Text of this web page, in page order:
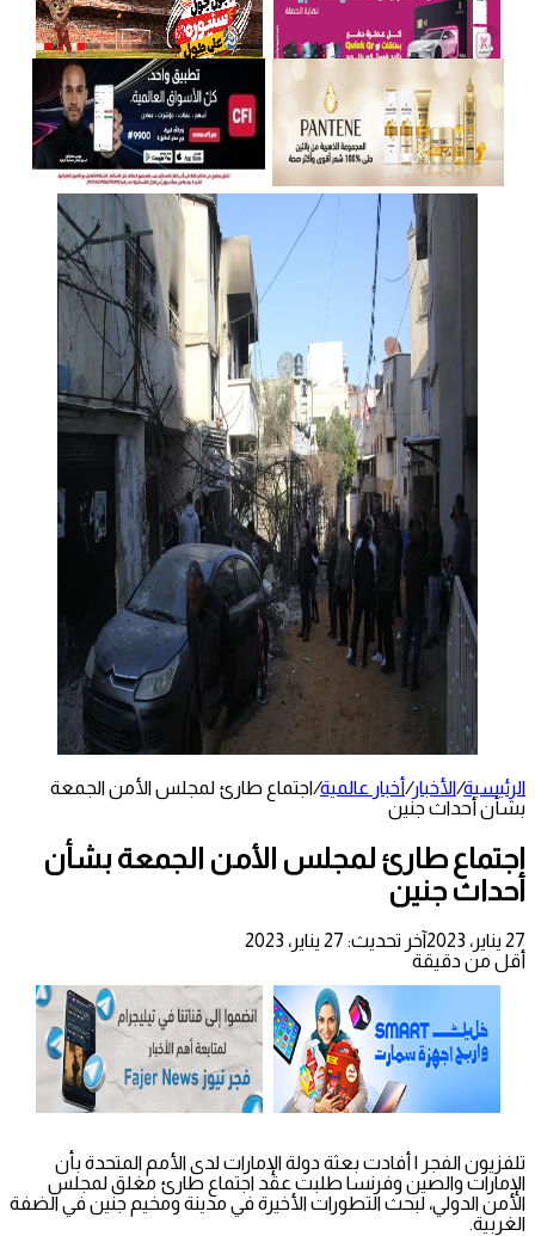
الرئيسية/الأخبار/أخبار عالمية/اجتماع طارئ لمجلس الأمن الجمعة
بشأن أحداث جنين
اجتماع طارئ لمجلس الأمن الجمعة بشأن
أحداث جنين
27 يناير، 2023
آخر تحديث: 27 يناير، 2023
أقل من دقيقة
تلفزيون الفجر | أفادت بعثة دولة الإمارات لدى الأمم المتحدة بأن
الإمارات والصين وفرنسا طلبت عقد اجتماع طارئ مغلق لمجلس
الأمن الدولي، لبحث التطورات الأخيرة في مدينة ومخيم جنين في الضفة
الغربية.